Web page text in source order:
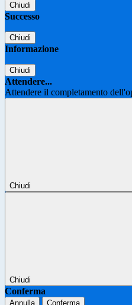
Chiudi
Successo
Chiudi
Informazione
Chiudi
Attendere...
Attendere il completamento
Chiudi
Chiudi
Conferma
Annulla Conferma